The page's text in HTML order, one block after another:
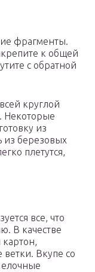
фрагменты.
к общей
с обратной
круглой
Некоторые
из
из березовых
плетутся,
все, что
В качестве
Вкупе со
елочные